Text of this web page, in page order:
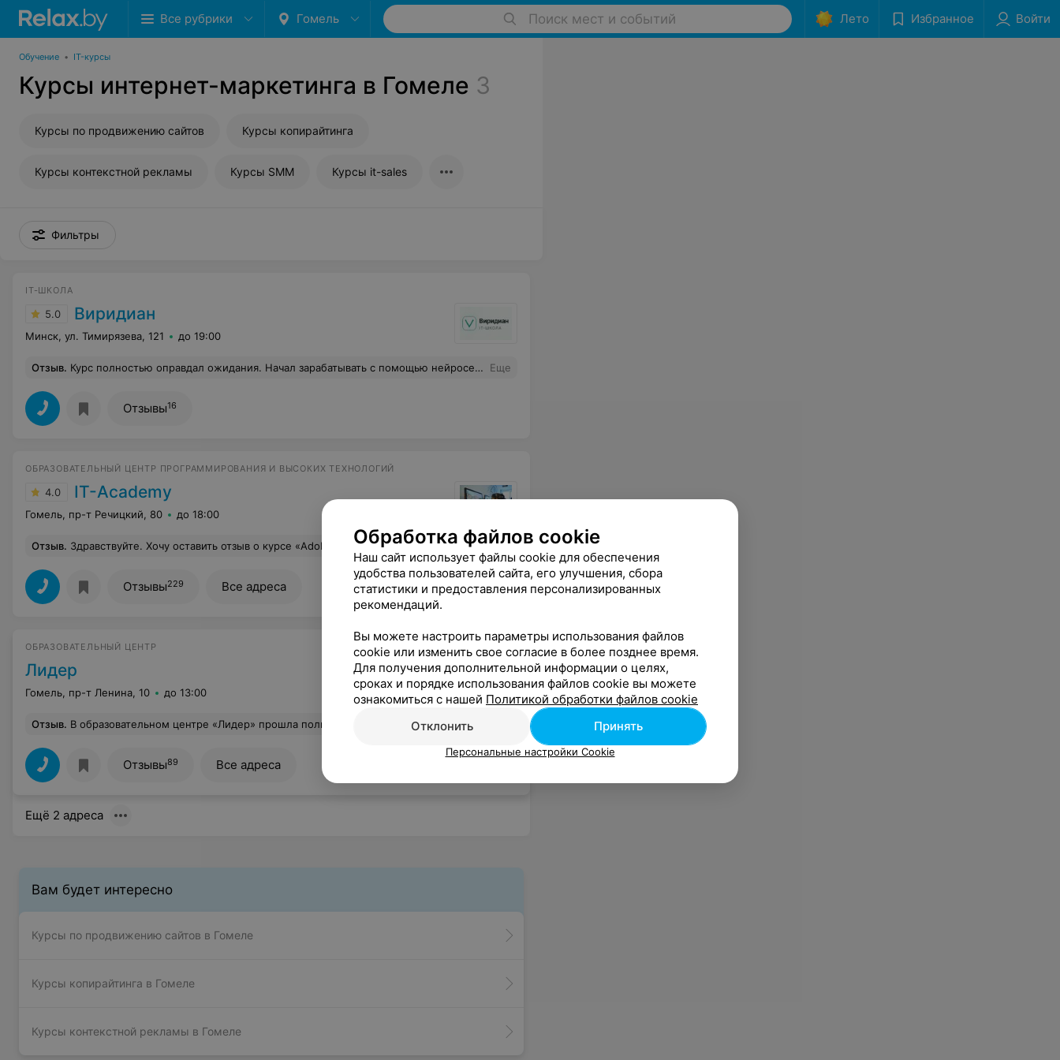
Все рубрики Гомель Поиск мест и событий Лето Избранное Войти
Обучение • IT-курсы
Курсы интернет-маркетинга в Гомеле 3
Курсы по продвижению сайтов Курсы копирайтинга
Курсы контекстной рекламы Курсы SMM Курсы it-sales
Фильтры
IT-ШКОЛА
5.0 Виридиан
Минск, ул. Тимирязева, 121 до 19:00
Отзыв. Курс полностью оправдал ожидания. Начал зарабатывать с помощью нейросетей из курса на заказах по генерации иллюстраций, хотя раньше даже не думал об этом. Спасибо преподавателям за профессионализм! Еще
Отзывы16
ОБРАЗОВАТЕЛЬНЫЙ ЦЕНТР ПРОГРАММИРОВАНИЯ И ВЫСОКИХ ТЕХНОЛОГИЙ
4.0 IT-Academy
Гомель, пр-т Речицкий, 80 до 18:00
Отзыв. Здравствуйте. Хочу оставить отзыв о курсе «Adobe Photoshop в веб-дизайне и графическом оформлении». Преподаватель Андрей Борисевич. Подача и объяснения хорошо предоставлены. Были домашние задания и обратная связь от Андрея Борисевича. Мне все понравилось. Еще
Отзывы229 Все адреса
ОБРАЗОВАТЕЛЬНЫЙ ЦЕНТР
Лидер
Гомель, пр-т Ленина, 10 до 13:00
Отзыв. В образовательном центре «Лидер» прошла полный курс обучения визажиста в Гомеле. Осталась очень довольна своим преподавателем Тамарой Буровой. Благодаря Тамаре, я много чего познала в области визажа. Научилась правильно наносить макияж. Как оказалось, Тамара профессиональный косметолог и она помогла мне разобраться с моей проблемной кожей. Правильно подобрала мне крема и сейчас у меня красивая, здоровая кожа лица. Большое вам спасибо!
Отзывы89 Все адреса
Ещё 2 адреса
Вам будет интересно
Курсы по продвижению сайтов в Гомеле
Курсы копирайтинга в Гомеле
Курсы контекстной рекламы в Гомеле
Обработка файлов cookie
Наш сайт использует файлы cookie для обеспечения
удобства пользователей сайта, его улучшения, сбора
статистики и предоставления персонализированных
рекомендаций.
Вы можете настроить параметры использования файлов
cookie или изменить свое согласие в более позднее время.
Для получения дополнительной информации о целях,
сроках и порядке использования файлов cookie вы можете
ознакомиться с нашей Политикой обработки файлов cookie
Отклонить
Принять
Персональные настройки Cookie